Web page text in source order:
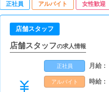
正社員 アルバイト 女性歓迎
店舗スタッフ
店舗スタッフの求人情報
正社員 月給 :
アルバイト 時給 :